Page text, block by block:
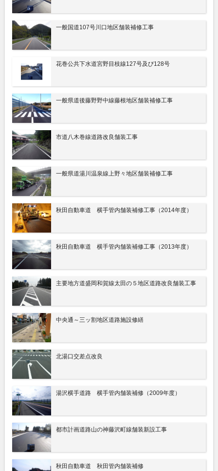
一般国道107号川口地区舗装補修工事
花巻公共下水道宮野目枝線127号及び128号
一般県道後藤野野中線藤根地区舗装補修工事
市道八木巻線道路改良舗装工事
一般県道湯川温泉線上野々地区舗装補修工事
秋田自動車道 横手管内舗装補修工事（2014年度）
秋田自動車道 横手管内舗装補修工事（2013年度）
主要地方道盛岡和賀線太田の５地区道路改良舗装工事
中央通～三ッ割地区道路施設修繕
北湯口交差点改良
湯沢横手道路 横手管内舗装補修（2009年度）
都市計画道路山の神藤沢町線舗装新設工事
秋田自動車道 秋田管内舗装補修